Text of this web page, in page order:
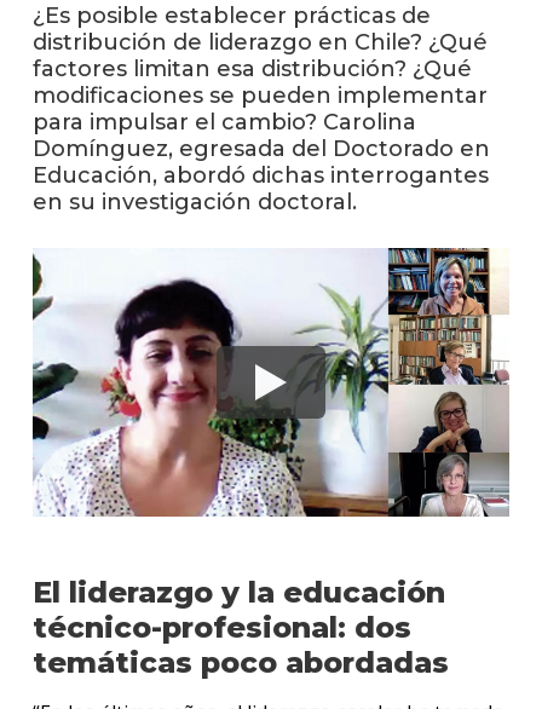
en
los
Blog
de
¿Es posible establecer prácticas de
distribución de liderazgo en Chile? ¿Qué
factores limitan esa distribución? ¿Qué
modificaciones se pueden implementar
para impulsar el cambio? Carolina
Domínguez, egresada del Doctorado en
Educación, abordó dichas interrogantes
en su investigación doctoral.
El liderazgo y la educación
técnico-profesional: dos
temáticas poco abordadas